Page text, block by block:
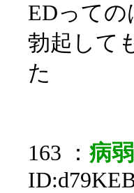
EDって
勃起して
た
163 ： 病